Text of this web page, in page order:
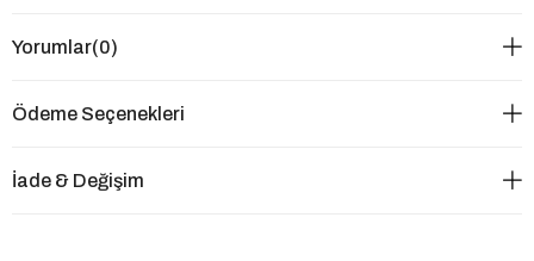
Yorumlar(0)
Ödeme Seçenekleri
İade & Değişim